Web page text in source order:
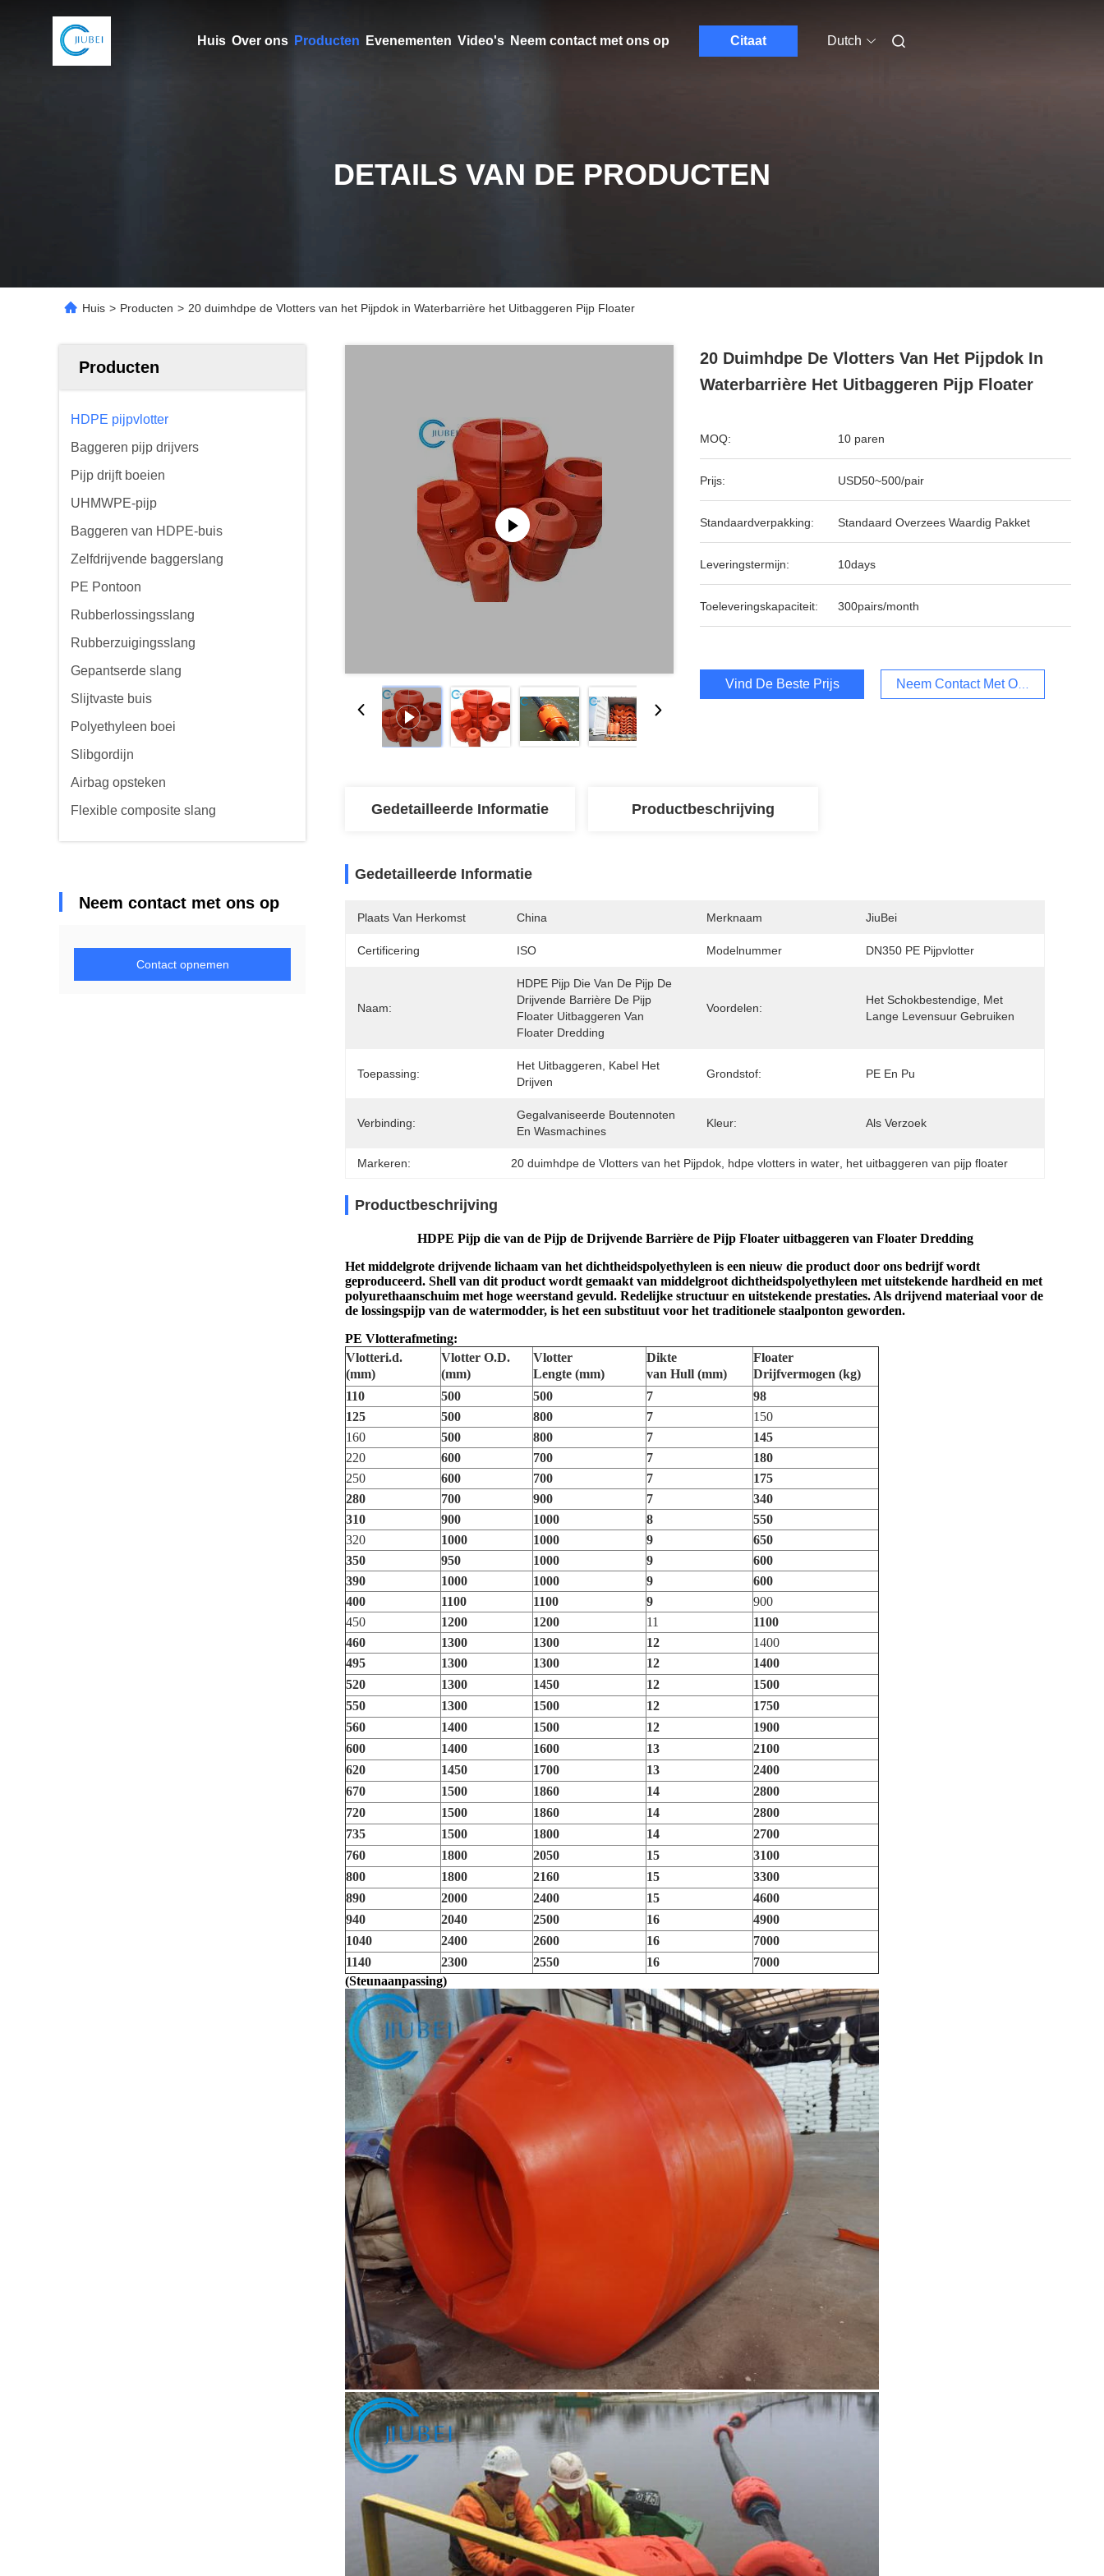
Huis Over ons Producten Evenementen Video's Neem contact met ons op Citaat Dutch
DETAILS VAN DE PRODUCTEN
Huis > Producten > 20 duimhdpe de Vlotters van het Pijpdok in Waterbarrière het Uitbaggeren Pijp Floater
Producten
HDPE pijpvlotter
Baggeren pijp drijvers
Pijp drijft boeien
UHMWPE-pijp
Baggeren van HDPE-buis
Zelfdrijvende baggerslang
PE Pontoon
Rubberlossingsslang
Rubberzuigingsslang
Gepantserde slang
Slijtvaste buis
Polyethyleen boei
Slibgordijn
Airbag opsteken
Flexible composite slang
Neem contact met ons op
Contact opnemen
20 Duimhdpe De Vlotters Van Het Pijpdok In
Waterbarrière Het Uitbaggeren Pijp Floater
MOQ: 10 paren
Prijs: USD50~500/pair
Standaardverpakking: Standaard Overzees Waardig Pakket
Leveringstermijn: 10days
Toeleveringskapaciteit: 300pairs/month
Vind De Beste Prijs Neem Contact Met Ons Op
Gedetailleerde Informatie Productbeschrijving
Gedetailleerde Informatie
Plaats Van Herkomst China Merknaam JiuBei
Certificering ISO Modelnummer DN350 PE Pijpvlotter
Naam:
HDPE Pijp Die Van De Pijp De
Drijvende Barrière De Pijp
Floater Uitbaggeren Van
Floater Dredding
Voordelen:
Het Schokbestendige, Met
Lange Levensuur Gebruiken
Toepassing:
Het Uitbaggeren, Kabel Het
Drijven
Grondstof: PE En Pu
Verbinding:
Gegalvaniseerde Boutennoten
En Wasmachines
Kleur: Als Verzoek
Markeren: 20 duimhdpe de Vlotters van het Pijpdok hdpe vlotters in water het uitbaggeren van pijp floater
Productbeschrijving
HDPE Pijp die van de Pijp de Drijvende Barrière de Pijp Floater uitbaggeren van Floater Dredding
Het middelgrote drijvende lichaam van het dichtheidspolyethyleen is een nieuw die product door ons bedrijf wordt
geproduceerd. Shell van dit product wordt gemaakt van middelgroot dichtheidspolyethyleen met uitstekende hardheid en met
polyurethaanschuim met hoge weerstand gevuld. Redelijke structuur en uitstekende prestaties. Als drijvend materiaal voor de
de lossingspijp van de watermodder, is het een substituut voor het traditionele staalponton geworden.
PE Vlotterafmeting:
Vlotteri.d.
(mm)
Vlotter O.D.
(mm)
Vlotter
Lengte (mm)
Dikte
van Hull (mm)
Floater
Drijfvermogen (kg)
110
500 500 7
98
125
500 800 7
150
160
500 800 7
145
220
600 700 7
180
250
600 700 7
175
280
700 900 7
340
310
900 1000 8
550
320
1000 1000 9
650
350
950 1000 9
600
390
1000 1000 9
600
400
1100 1100 9
900
450
1200 1200 11
1100
460
1300 1300 12
1400
495
1300 1300 12
1400
520
1300 1450 12
1500
550
1300 1500 12
1750
560
1400 1500 12
1900
600
1400 1600 13
2100
620
1450 1700 13
2400
670
1500 1860 14
2800
720
1500 1860 14
2800
735
1500 1800 14
2700
760
1800 2050 15
3100
800
1800 2160 15
3300
890
2000 2400 15
4600
940
2040 2500 16
4900
1040
2400 2600 16
7000
1140
2300 2550 16
7000
(Steunaanpassing)